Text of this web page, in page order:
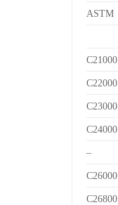
ASTM
C21000
C22000
C23000
C24000
–
C26000
C26800